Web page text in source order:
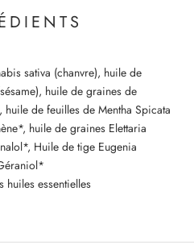
sativa (chanvre), huile de
huile de graines de
de feuilles de Mentha Spicata
huile de graines Elettaria
Huile de tige Eugenia
huiles essentielles